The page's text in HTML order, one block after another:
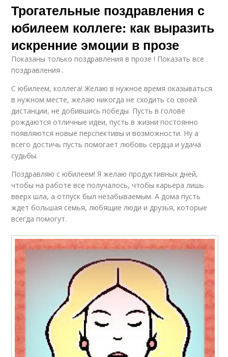
Трогательные поздравления с
юбилеем коллеге: как выразить
искренние эмоции в прозе
Показаны только поздравления в прозе ! Показать все
поздравления .
С юбилеем, коллега! Желаю в нужное время оказываться
в нужном месте, желаю никогда не сходить со своей
дистанции, не добившись победы. Пусть в голове
рождаются отличные идеи, пусть в жизни постоянно
появляются новые перспективы и возможности. Ну а
всего достичь пусть помогает любовь сердца и удача
судьбы.
Поздравляю с юбилеем! Я желаю продуктивных дней,
чтобы на работе все получалось, чтобы карьера лишь
вверх шла, а отпуск был незабываемым. А дома пусть
ждет большая семья, любящие люди и друзья, которые
всегда помогут.